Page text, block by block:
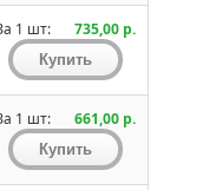
1 шт: 735,00 р.
1 шт: 661,00 р.